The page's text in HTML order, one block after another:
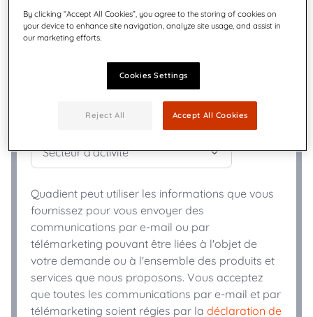
Société *
*
Secteur d'activité*
Quadient peut utiliser les informations que vous
fournissez pour vous envoyer des
communications par e-mail ou par
télémarketing pouvant être liées à l'objet de
votre demande ou à l'ensemble des produits et
services que nous proposons. Vous acceptez
que toutes les communications par e-mail et par
télémarketing soient régies par la déclaration de
By clicking “Accept All Cookies”, you agree to the storing of cookies on
your device to enhance site navigation, analyze site usage, and assist in
our marketing efforts.
Cookies Settings
Reject All Accept All Cookies